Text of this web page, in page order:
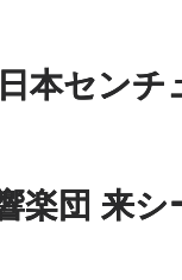
本センチ
楽団 来